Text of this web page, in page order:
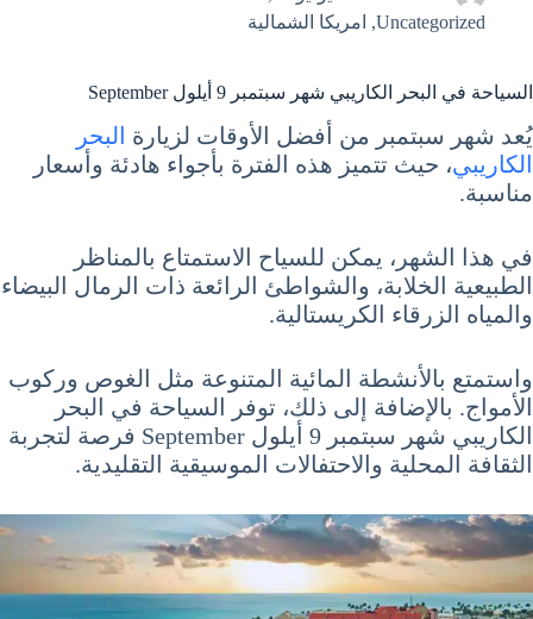
Uncategorized
, امريكا الشمالية
السياحة في البحر الكاريبي شهر سبتمبر 9 أيلول September
يُعد شهر سبتمبر من أفضل الأوقات لزيارة البحر
الكاريبي، حيث تتميز هذه الفترة بأجواء هادئة وأسعار
مناسبة.
في هذا الشهر، يمكن للسياح الاستمتاع بالمناظر
الطبيعية الخلابة، والشواطئ الرائعة ذات الرمال البيضاء
والمياه الزرقاء الكريستالية.
واستمتع بالأنشطة المائية المتنوعة مثل الغوص وركوب
الأمواج. بالإضافة إلى ذلك، توفر السياحة في البحر
الكاريبي شهر سبتمبر 9 أيلول September فرصة لتجربة
الثقافة المحلية والاحتفالات الموسيقية التقليدية.